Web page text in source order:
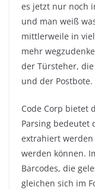
es jetzt nur noch
und man weiß
mittlerweile in
mehr
der Türsteher,
und der Postbote.
Code Corp bietet
Parsing bedeutet
extrahiert
werden können.
Barcodes, die
gleichen sich im